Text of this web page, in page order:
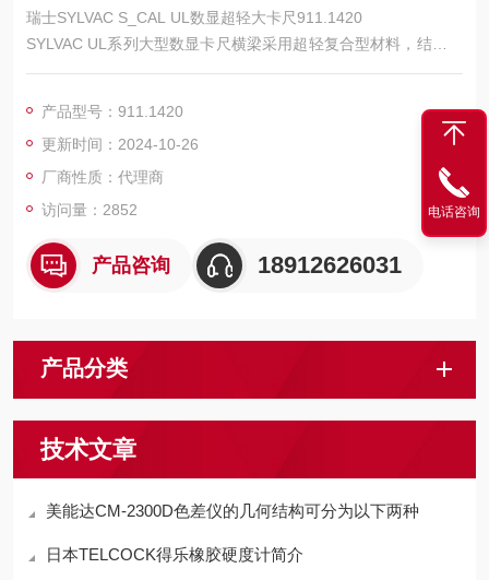
瑞士SYLVAC S_CAL UL数显超轻大卡尺911.1420
SYLVAC UL系列大型数显卡尺横梁采用超轻复合型材料，结构稳
固、重量轻；
择不同的附件可测量螺纹槽宽和中心距。
产品型号：911.1420
更新时间：2024-10-26
厂商性质：代理商
访问量：2852
产品咨询 18912626031
产品分类
技术文章
美能达CM-2300D色差仪的几何结构可分为以下两种
日本TELCOCK得乐橡胶硬度计简介
电话咨询